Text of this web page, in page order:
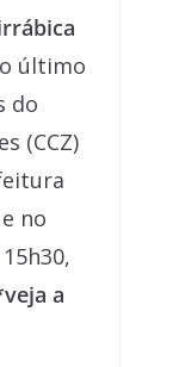
último
do
(CCZ)
no
a